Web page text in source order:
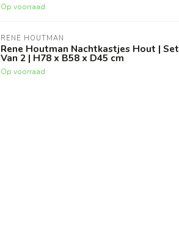
Op voorraad
RENE HOUTMAN
Rene Houtman Nachtkastjes Hout | Set
Van 2 | H78 x B58 x D45 cm
Op voorraad